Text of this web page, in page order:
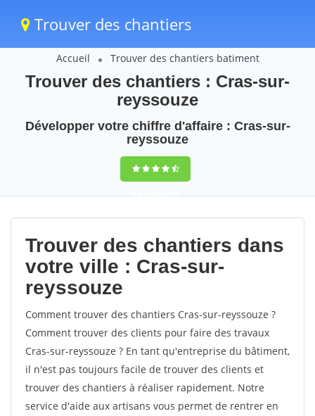
Trouver des chantiers
Accueil Trouver des chantiers batiment
Trouver des chantiers : Cras-sur-
reyssouze
Développer votre chiffre d'affaire : Cras-sur-
reyssouze
9,5(100%)72
votes
Trouver des chantiers dans
votre ville : Cras-sur-
reyssouze
Comment trouver des chantiers Cras-sur-reyssouze ?
Comment trouver des clients pour faire des travaux
Cras-sur-reyssouze ? En tant qu'entreprise du bâtiment,
il n'est pas toujours facile de trouver des clients et
trouver des chantiers à réaliser rapidement. Notre
service d'aide aux artisans vous permet de rentrer en